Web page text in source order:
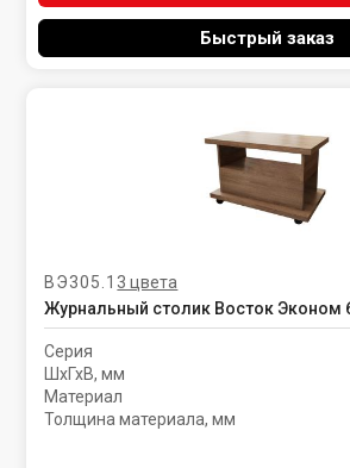
Быстрый заказ
ВЭ305.1 3 цвета
Журнальный столик Восток Эконом
Серия
ШхГхВ, мм
Материал
Толщина материала, мм